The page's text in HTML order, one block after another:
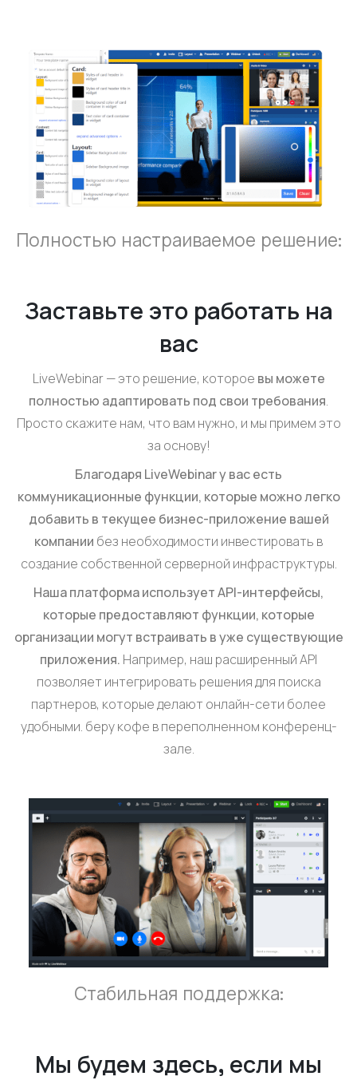
Полностью настраиваемое решение:
Заставьте это работать на
вас
LiveWebinar — это решение, которое вы можете
полностью адаптировать под свои требования.
Просто скажите нам, что вам нужно, и мы примем это
за основу!
Благодаря LiveWebinar у вас есть
коммуникационные функции, которые можно легко
добавить в текущее бизнес-приложение вашей
компании без необходимости инвестировать в
создание собственной серверной инфраструктуры.
Наша платформа использует API-интерфейсы,
которые предоставляют функции, которые
организации могут встраивать в уже существующие
приложения. Например, наш расширенный API
позволяет интегрировать решения для поиска
партнеров, которые делают онлайн-сети более
удобными. беру кофе в переполненном конференц-
зале.
Стабильная поддержка:
Мы будем здесь, если мы